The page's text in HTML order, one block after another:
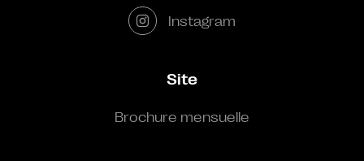
Instagram
Site
Brochure mensuelle